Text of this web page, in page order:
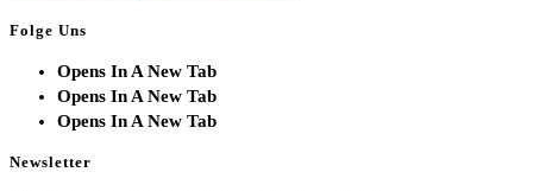
Folge Uns
Opens In A New Tab
Opens In A New Tab
Opens In A New Tab
Newsletter